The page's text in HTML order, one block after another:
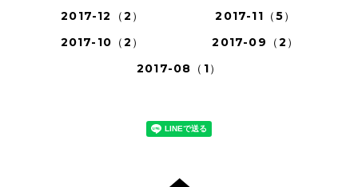
2017-12（2）
2017-11（5）
2017-10（2）
2017-09（2）
2017-08（1）